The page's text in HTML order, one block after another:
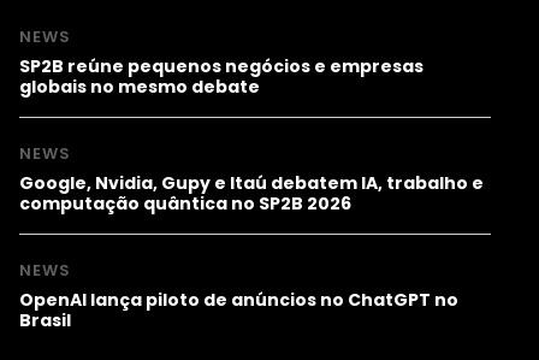
NEWS
SP2B reúne pequenos negócios e empresas
globais no mesmo debate
NEWS
Google, Nvidia, Gupy e Itaú debatem IA, trabalho e
computação quântica no SP2B 2026
NEWS
OpenAI lança piloto de anúncios no ChatGPT no
Brasil